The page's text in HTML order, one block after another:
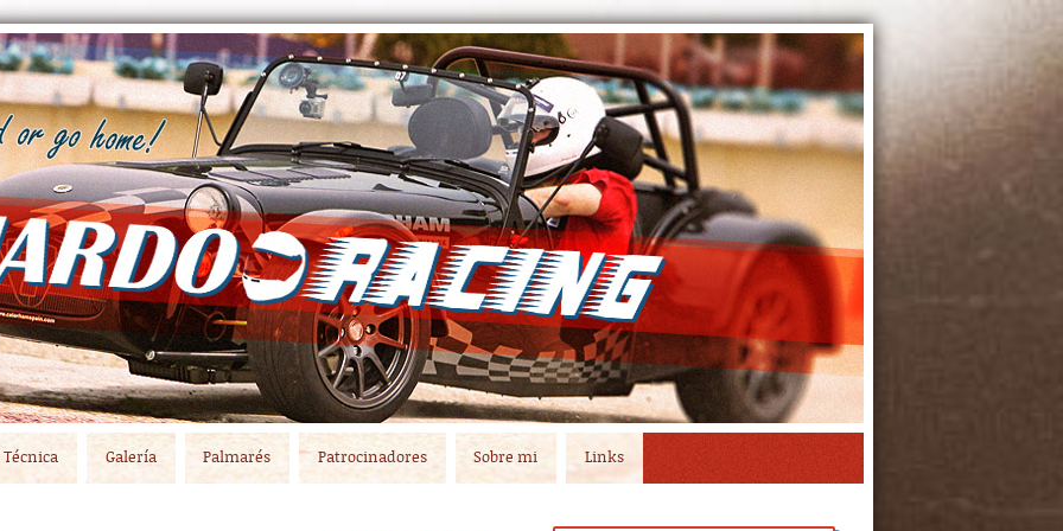
Técnica Galería Palmarés Patrocinadores Sobre mi Links